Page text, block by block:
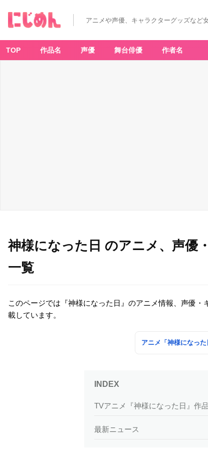
アニメや声優、キャラクターグッズなど
TOP 作品名 声優 舞台俳優 作者名
神様になった日 のアニメ、声優
一覧
このページでは『神様になった日』のアニメ情報、声優
載しています。
アニメ「神様になっ
TVアニメ『神様になった日』作
最新ニュース